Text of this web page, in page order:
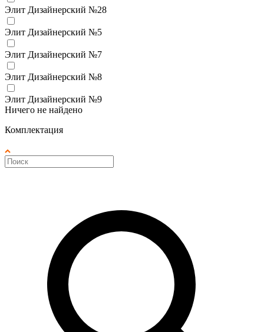
Элит Дизайнерский №28
Элит Дизайнерский №5
Элит Дизайнерский №7
Элит Дизайнерский №8
Элит Дизайнерский №9
Ничего не найдено
Комплектация